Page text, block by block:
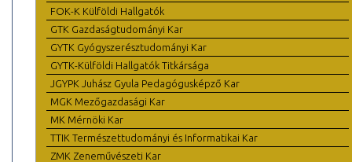
FOK-K Külföldi Hallgatók
GTK Gazdaságtudományi Kar
GYTK Gyógyszerésztudományi Kar
GYTK-Külföldi Hallgatók Titkársága
JGYPK Juhász Gyula Pedagógusképző Kar
MGK Mezőgazdasági Kar
MK Mérnöki Kar
TTIK Természettudományi és Informatikai Kar
ZMK Zeneművészeti Kar